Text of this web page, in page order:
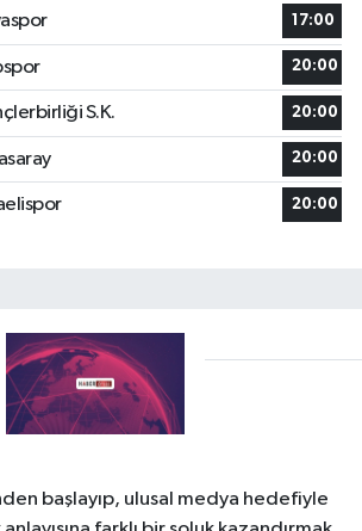
17:00
20:00
S.K. 20:00
20:00
20:00
başlayıp, ulusal medya hedefiyle